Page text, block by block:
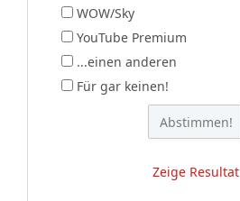
WOW/Sky
YouTube Premium
...einen anderen
Für gar keinen!
Zeige Resultat